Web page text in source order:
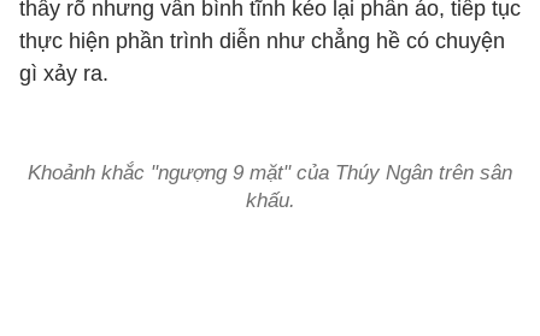
thấy rõ nhưng vẫn bình tĩnh kéo lại phần áo, tiếp tục
thực hiện phần trình diễn như chẳng hề có chuyện
gì xảy ra.
Khoảnh khắc "ngượng 9 mặt" của Thúy Ngân trên sân
khấu.